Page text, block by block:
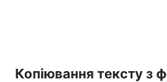
Копіювання тексту з